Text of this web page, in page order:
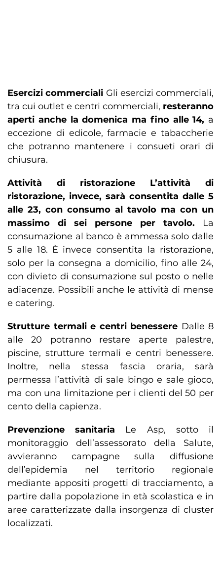
Esercizi commerciali Gli esercizi commerciali,
tra cui outlet e centri commerciali, resteranno
aperti anche la domenica ma fino alle 14, a
eccezione di edicole, farmacie e tabaccherie
che potranno mantenere i consueti orari di
chiusura.
Attività di ristorazione L’attività di
ristorazione, invece, sarà consentita dalle 5
alle 23, con consumo al tavolo ma con un
massimo di sei persone per tavolo. La
consumazione al banco è ammessa solo dalle
5 alle 18. È invece consentita la ristorazione,
solo per la consegna a domicilio, fino alle 24,
con divieto di consumazione sul posto o nelle
adiacenze. Possibili anche le attività di mense
e catering.
Strutture termali e centri benessere Dalle 8
alle 20 potranno restare aperte palestre,
piscine, strutture termali e centri benessere.
Inoltre, nella stessa fascia oraria, sarà
permessa l’attività di sale bingo e sale gioco,
ma con una limitazione per i clienti del 50 per
cento della capienza.
Prevenzione sanitaria Le Asp, sotto il
monitoraggio dell’assessorato della Salute,
avvieranno campagne sulla diffusione
dell’epidemia nel territorio regionale
mediante appositi progetti di tracciamento, a
partire dalla popolazione in età scolastica e in
aree caratterizzate dalla insorgenza di cluster
localizzati.